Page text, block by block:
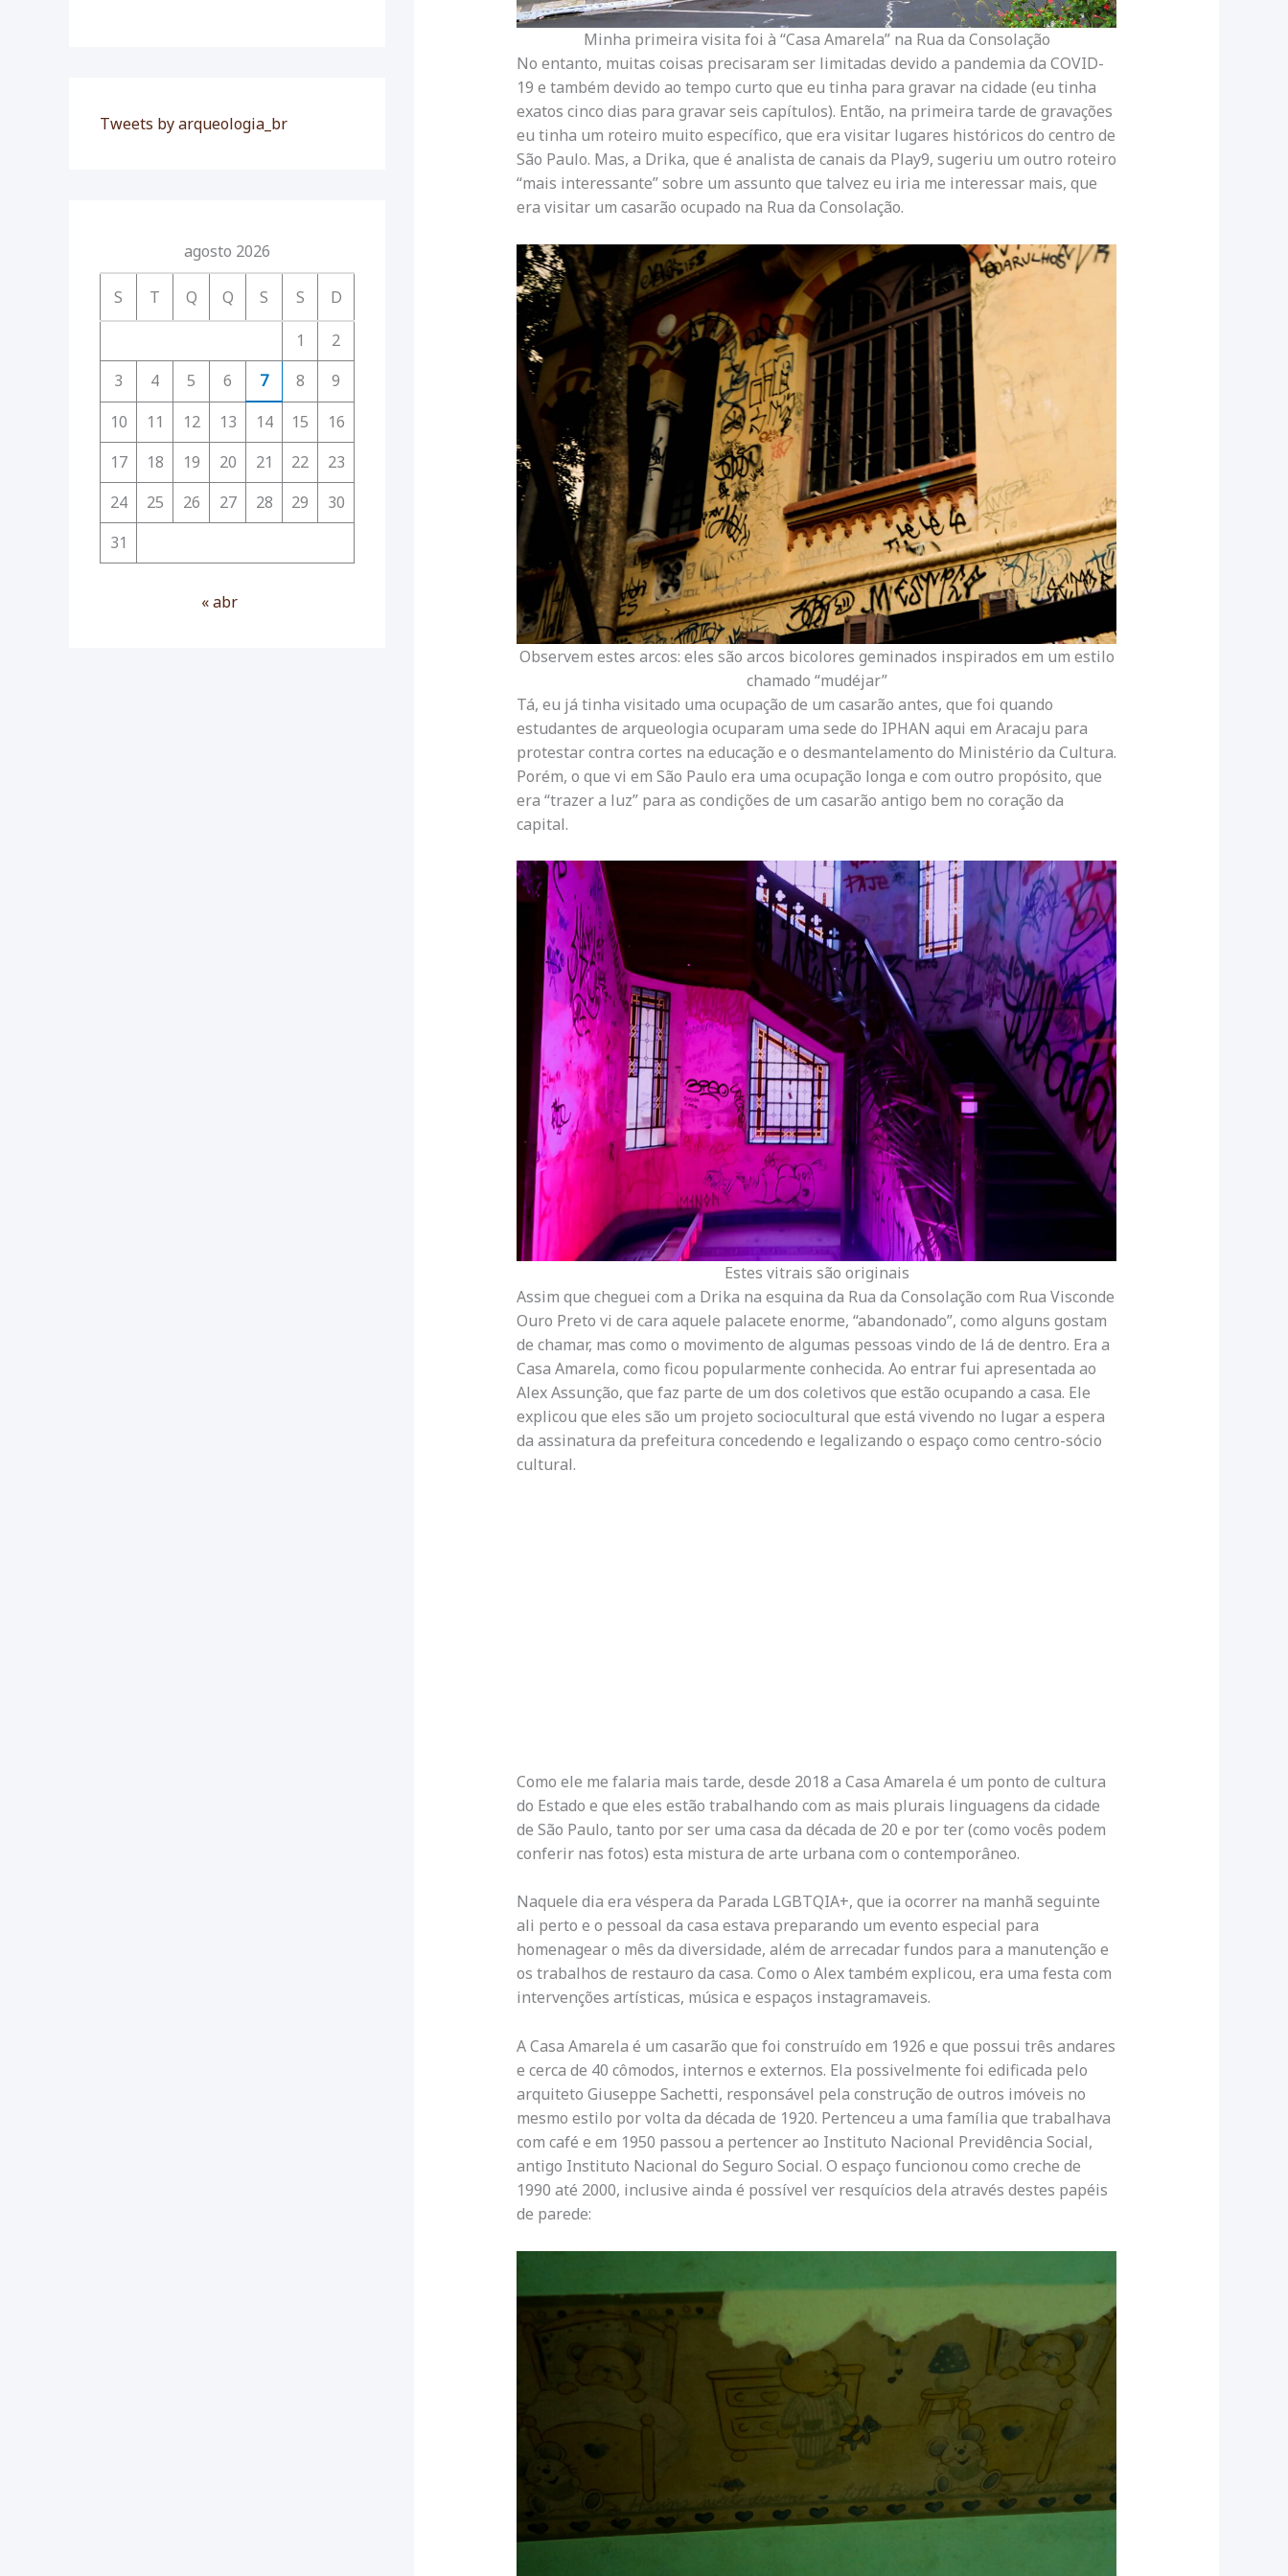
Tweets by arqueologia_br
agosto 2026
S T Q Q S S D
1
2
3
4 5 6 7 8
9
10
11 12 13 14 15
16
17
18 19 20 21 22
23
24
25 26 27 28 29
30
31
« abr
Minha primeira visita foi à “Casa Amarela” na Rua da Consolação
No entanto, muitas coisas precisaram ser limitadas devido a pandemia da COVID-
19 e também devido ao tempo curto que eu tinha para gravar na cidade (eu tinha
exatos cinco dias para gravar seis capítulos). Então, na primeira tarde de gravações
eu tinha um roteiro muito específico, que era visitar lugares históricos do centro de
São Paulo. Mas, a Drika, que é analista de canais da Play9, sugeriu um outro roteiro
“mais interessante” sobre um assunto que talvez eu iria me interessar mais, que
era visitar um casarão ocupado na Rua da Consolação.
Observem estes arcos: eles são arcos bicolores geminados inspirados em um estilo
chamado “mudéjar”
Tá, eu já tinha visitado uma ocupação de um casarão antes, que foi quando
estudantes de arqueologia ocuparam uma sede do IPHAN aqui em Aracaju para
protestar contra cortes na educação e o desmantelamento do Ministério da Cultura.
Porém, o que vi em São Paulo era uma ocupação longa e com outro propósito, que
era “trazer a luz” para as condições de um casarão antigo bem no coração da
capital.
Estes vitrais são originais
Assim que cheguei com a Drika na esquina da Rua da Consolação com Rua Visconde
Ouro Preto vi de cara aquele palacete enorme, “abandonado”, como alguns gostam
de chamar, mas como o movimento de algumas pessoas vindo de lá de dentro. Era a
Casa Amarela, como ficou popularmente conhecida. Ao entrar fui apresentada ao
Alex Assunção, que faz parte de um dos coletivos que estão ocupando a casa. Ele
explicou que eles são um projeto sociocultural que está vivendo no lugar a espera
da assinatura da prefeitura concedendo e legalizando o espaço como centro-sócio
cultural.
Como ele me falaria mais tarde, desde 2018 a Casa Amarela é um ponto de cultura
do Estado e que eles estão trabalhando com as mais plurais linguagens da cidade
de São Paulo, tanto por ser uma casa da década de 20 e por ter (como vocês podem
conferir nas fotos) esta mistura de arte urbana com o contemporâneo.
Naquele dia era véspera da Parada LGBTQIA+, que ia ocorrer na manhã seguinte
ali perto e o pessoal da casa estava preparando um evento especial para
homenagear o mês da diversidade, além de arrecadar fundos para a manutenção e
os trabalhos de restauro da casa. Como o Alex também explicou, era uma festa com
intervenções artísticas, música e espaços instagramaveis.
A Casa Amarela é um casarão que foi construído em 1926 e que possui três andares
e cerca de 40 cômodos, internos e externos. Ela possivelmente foi edificada pelo
arquiteto Giuseppe Sachetti, responsável pela construção de outros imóveis no
mesmo estilo por volta da década de 1920. Pertenceu a uma família que trabalhava
com café e em 1950 passou a pertencer ao Instituto Nacional Previdência Social,
antigo Instituto Nacional do Seguro Social. O espaço funcionou como creche de
1990 até 2000, inclusive ainda é possível ver resquícios dela através destes papéis
de parede: